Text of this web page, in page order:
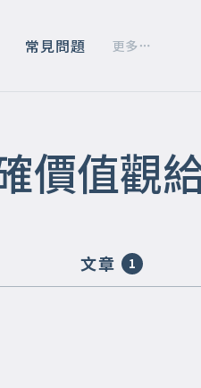
常見問題 更多
價值觀
文章 1